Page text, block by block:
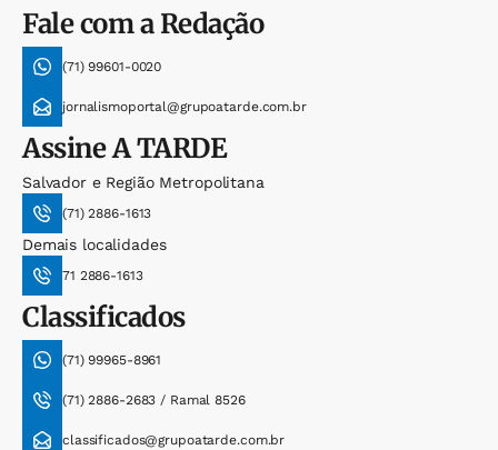
Fale com a Redação
(71) 99601-0020
jornalismoportal@grupoatarde.com.br
AssineA TARDE
Salvador e Região Metropolitana
(71) 2886-1613
Demais localidades
71 2886-1613
Classificados
(71) 99965-8961
(71) 2886-2683 / Ramal 8526
classificados@grupoatarde.com.br